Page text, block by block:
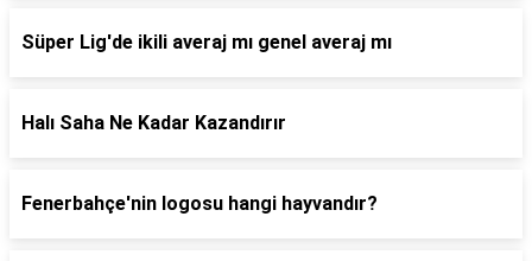
Süper Lig'de ikili averaj mı genel averaj mı
Halı Saha Ne Kadar Kazandırır
Fenerbahçe'nin logosu hangi hayvandır?